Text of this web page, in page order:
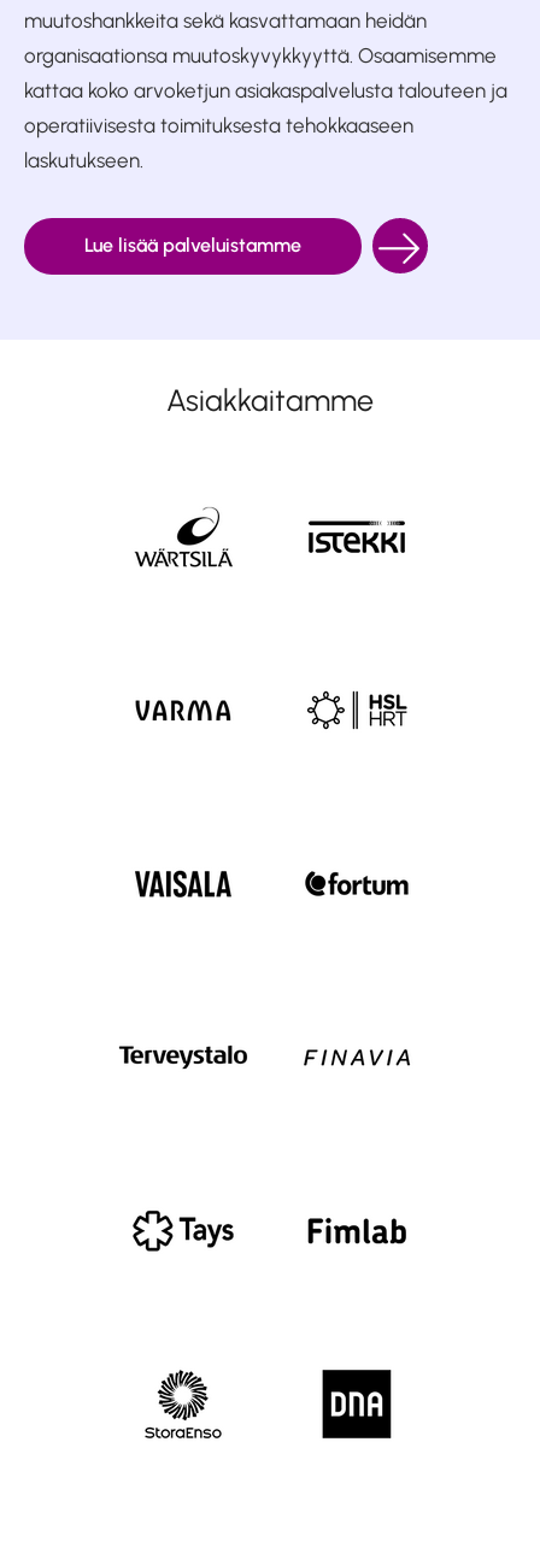
muutoshankkeita sekä kasvattamaan heidän
organisaationsa muutoskyvykkyyttä. Osaamisemme
kattaa koko arvoketjun asiakaspalvelusta talouteen ja
operatiivisesta toimituksesta tehokkaaseen
laskutukseen.
Lue lisää palveluistamme
Asiakkaitamme